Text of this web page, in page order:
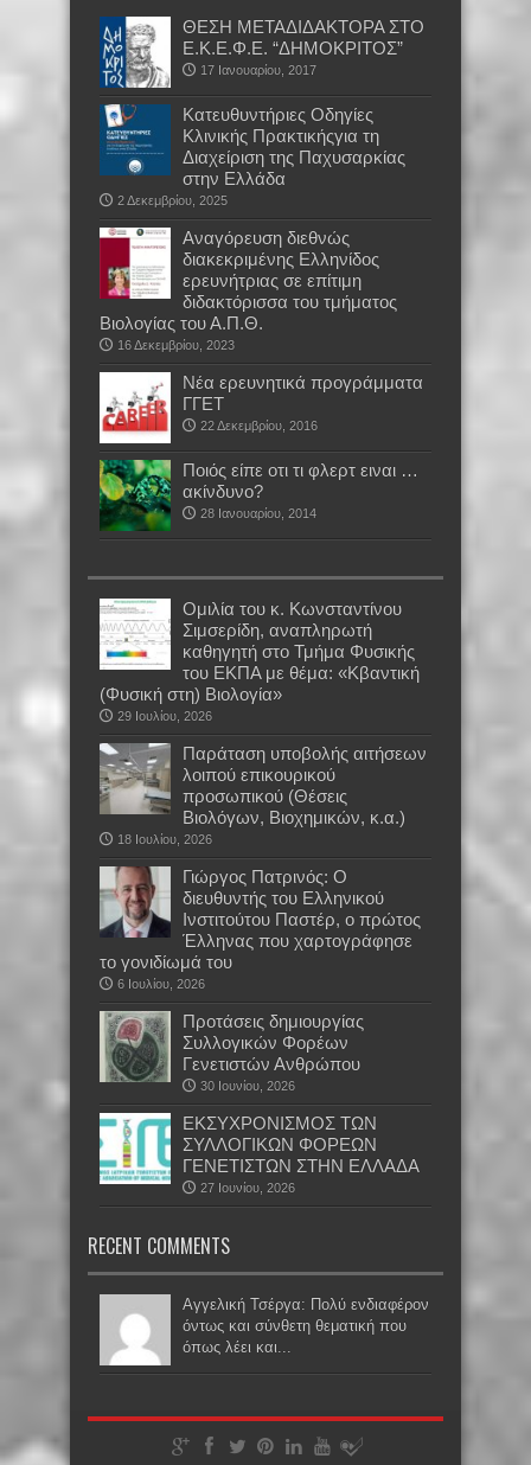
ΘΕΣΗ ΜΕΤΑΔΙΔΑΚΤΟΡΑ ΣΤΟ
Ε.Κ.Ε.Φ.Ε. “ΔΗΜΟΚΡΙΤΟΣ”
17 Ιανουαρίου, 2017
Κατευθυντήριες Οδηγίες
Κλινικής Πρακτικήςγια τη
Διαχείριση της Παχυσαρκίας
στην Ελλάδα
2 Δεκεμβρίου, 2025
Αναγόρευση διεθνώς
διακεκριμένης Ελληνίδος
ερευνήτριας σε επίτιμη
διδακτόρισσα του τμήματος
Βιολογίας του Α.Π.Θ.
16 Δεκεμβρίου, 2023
Νέα ερευνητικά προγράμματα
ΓΓΕΤ
22 Δεκεμβρίου, 2016
Ποιός είπε οτι τι φλερτ ειναι …
ακίνδυνο?
28 Ιανουαρίου, 2014
Oμιλία του κ. Κωνσταντίνου
Σιμσερίδη, αναπληρωτή
καθηγητή στο Τμήμα Φυσικής
του ΕΚΠΑ με θέμα: «Κβαντική
(Φυσική στη) Βιολογία»
29 Ιουλίου, 2026
Παράταση υποβολής αιτήσεων
λοιπού επικουρικού
προσωπικού (Θέσεις
Βιολόγων, Βιοχημικών, κ.α.)
18 Ιουλίου, 2026
Γιώργος Πατρινός: Ο
διευθυντής του Ελληνικού
Ινστιτούτου Παστέρ, ο πρώτος
Έλληνας που χαρτογράφησε
το γονιδίωμά του
6 Ιουλίου, 2026
Προτάσεις δημιουργίας
Συλλογικών Φορέων
Γενετιστών Ανθρώπου
30 Ιουνίου, 2026
EKΣΥΧΡΟΝΙΣΜΟΣ ΤΩΝ
ΣΥΛΛΟΓΙΚΩΝ ΦΟΡΕΩΝ
ΓΕΝΕΤΙΣΤΩΝ ΣΤΗΝ ΕΛΛΑΔΑ
27 Ιουνίου, 2026
RECENT COMMENTS
Αγγελική Τσέργα: Πολύ ενδιαφέρον
όντως και σύνθετη θεματική που
όπως λέει και...